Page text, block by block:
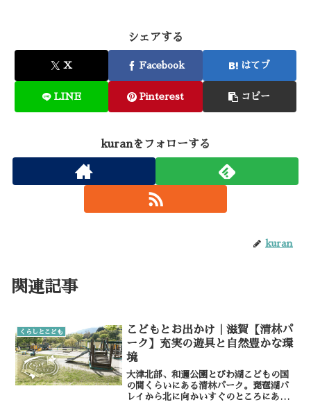
シェアする
X Facebook はてブ
LINE Pinterest コピー
kuranをフォローする
kuran
関連記事
くらしとこども
こどもとお出かけ｜滋賀【清林パ
ーク】充実の遊具と自然豊かな環
境
大津北部、和邇公園とびわ湖こどもの国
の間くらいにある清林パーク。琵琶湖バ
レイから北に向かいすぐのところにあり